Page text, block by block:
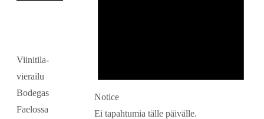
Viinitila-
vierailu
Bodegas
Faelossa
Notice
Ei tapahtumia tälle päivälle.